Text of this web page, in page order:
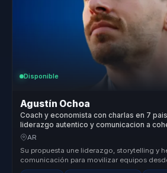
Disponible
Agustín Ochoa
Coach y economista con charlas en 7
liderazgo autentico y comunicacion a
equipos.
AR
Su propuesta une liderazgo, storytelling y
comunicación para movilizar equipos
trabaja sobre po...